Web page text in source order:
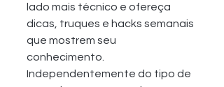
lado mais técnico e ofereça
dicas, truques e hacks semanais
que mostrem seu
conhecimento.
Independentemente do tipo de